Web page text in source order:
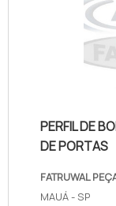
gases. A
um uso
do
abranger
PERFIL DE
DE PORTAS
FATRUWAL
MAUÁ - SP